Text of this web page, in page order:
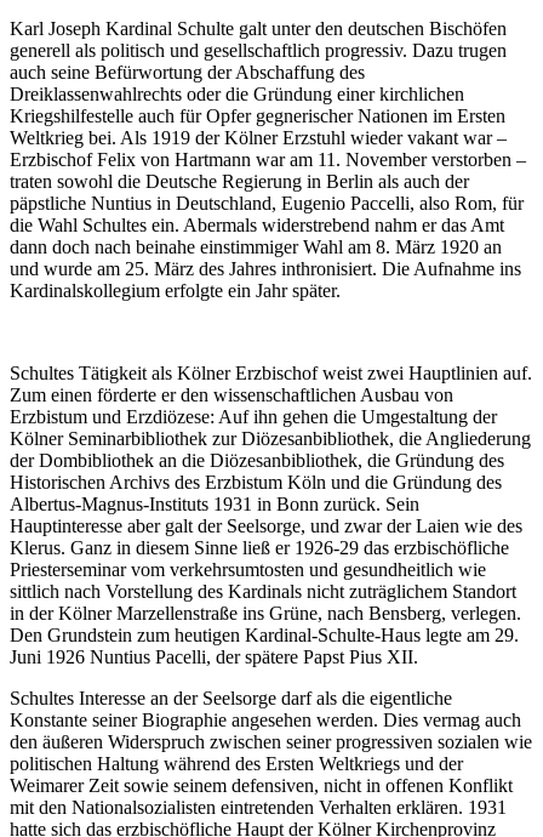
Karl Joseph Kardinal Schulte galt unter den deutschen Bischöfen
generell als politisch und gesellschaftlich progressiv. Dazu trugen
auch seine Befürwortung der Abschaffung des
Dreiklassenwahlrechts oder die Gründung einer kirchlichen
Kriegshilfestelle auch für Opfer gegnerischer Nationen im Ersten
Weltkrieg bei. Als 1919 der Kölner Erzstuhl wieder vakant war –
Erzbischof Felix von Hartmann war am 11. November verstorben –
traten sowohl die Deutsche Regierung in Berlin als auch der
päpstliche Nuntius in Deutschland, Eugenio Paccelli, also Rom, für
die Wahl Schultes ein. Abermals widerstrebend nahm er das Amt
dann doch nach beinahe einstimmiger Wahl am 8. März 1920 an
und wurde am 25. März des Jahres inthronisiert. Die Aufnahme ins
Kardinalskollegium erfolgte ein Jahr später.
Schultes Tätigkeit als Kölner Erzbischof weist zwei Hauptlinien auf.
Zum einen förderte er den wissenschaftlichen Ausbau von
Erzbistum und Erzdiözese: Auf ihn gehen die Umgestaltung der
Kölner Seminarbibliothek zur Diözesanbibliothek, die Angliederung
der Dombibliothek an die Diözesanbibliothek, die Gründung des
Historischen Archivs des Erzbistum Köln und die Gründung des
Albertus-Magnus-Instituts 1931 in Bonn zurück. Sein
Hauptinteresse aber galt der Seelsorge, und zwar der Laien wie des
Klerus. Ganz in diesem Sinne ließ er 1926-29 das erzbischöfliche
Priesterseminar vom verkehrsumtosten und gesundheitlich wie
sittlich nach Vorstellung des Kardinals nicht zuträglichem Standort
in der Kölner Marzellenstraße ins Grüne, nach Bensberg, verlegen.
Den Grundstein zum heutigen Kardinal-Schulte-Haus legte am 29.
Juni 1926 Nuntius Pacelli, der spätere Papst Pius XII.
Schultes Interesse an der Seelsorge darf als die eigentliche
Konstante seiner Biographie angesehen werden. Dies vermag auch
den äußeren Widerspruch zwischen seiner progressiven sozialen wie
politischen Haltung während des Ersten Weltkriegs und der
Weimarer Zeit sowie seinem defensiven, nicht in offenen Konflikt
mit den Nationalsozialisten eintretenden Verhalten erklären. 1931
hatte sich das erzbischöfliche Haupt der Kölner Kirchenprovinz